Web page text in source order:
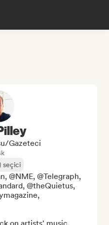
Gazeteci
seçici
@NME, @Telegraph,
@theQuietus,